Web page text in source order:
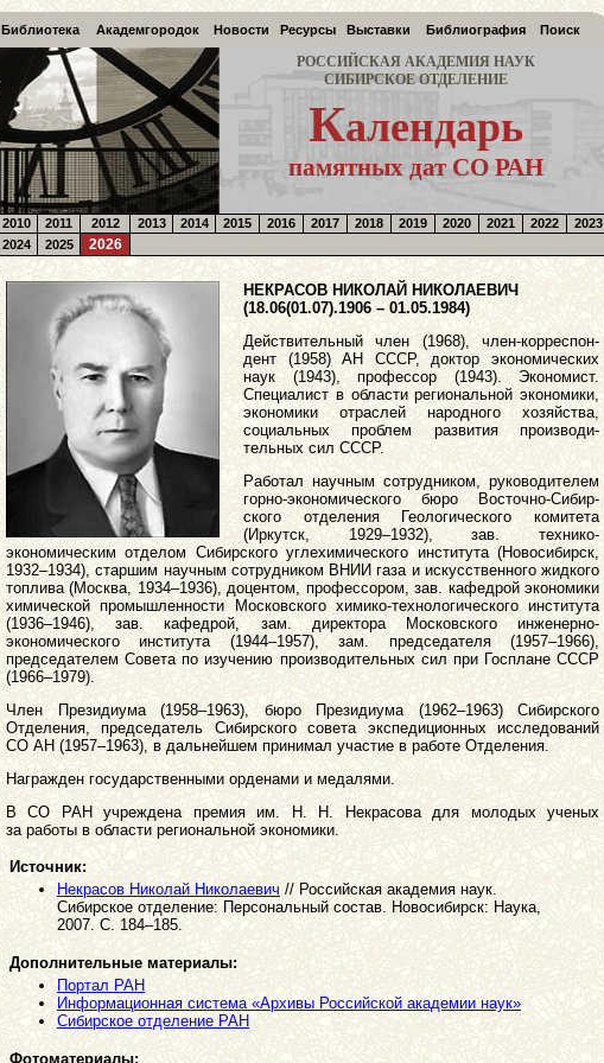
Библиотека Академгородок Новости Ресурсы Выставки Библиография Поиск
РОССИЙСКАЯ АКАДЕМИЯ НАУК
СИБИРСКОЕ ОТДЕЛЕНИЕ
Календарь
памятных дат СО РАН
2010 2011 2012 2013 2014 2015 2016 2017 2018 2019 2020 2021 2022
2023
2024
2025 2026
НЕКРАСОВ НИКОЛАЙ НИКОЛАЕВИЧ
(18.06(01.07).1906 – 01.05.1984)
Действительный член (1968), член-корреспон­
дент (1958) АН СССР, доктор экономических
наук (1943), профессор (1943). Экономист.
Специалист в области региональной экономики,
экономики отраслей народного хозяйства,
социальных проблем развития производи­
тельных сил СССР.
Работал научным сотрудником, руководителем
горно-экономического бюро Восточно-Сибир­
ского отделения Геологического комитета
(Иркутск, 1929–1932), зав. технико-
экономическим отделом Сибирского углехимического института (Новосибирск,
1932–1934), старшим научным сотрудником ВНИИ газа и искусственного жидкого
топлива (Москва, 1934–1936), доцентом, профессором, зав. кафедрой экономики
химической промышленности Московского химико-технологического института
(1936–1946), зав. кафедрой, зам. директора Московского инженерно-
экономического института (1944–1957), зам. председателя (1957–1966),
председателем Совета по изучению производи­тельных сил при Госплане СССР
(1966–1979).
Член Президиума (1958–1963), бюро Президиума (1962–1963) Сибирского
Отделения, председатель Сибирского совета экспедиционных исследований
СО АН (1957–1963), в дальнейшем принимал участие в работе Отделения.
Награжден государственными орденами и медалями.
В СО РАН учреждена премия им. Н. Н. Некрасова для молодых ученых
за работы в области региональной экономики.
Источник:
Некрасов Николай Николаевич // Российская академия наук.
Сибирское отделение: Персональный состав. Новосибирск: Наука,
2007. С. 184–185.
Дополнительные материалы:
Портал РАН
Информационная система «Архивы Российской академии наук»
Сибирское отделение РАН
Фотоматериалы: